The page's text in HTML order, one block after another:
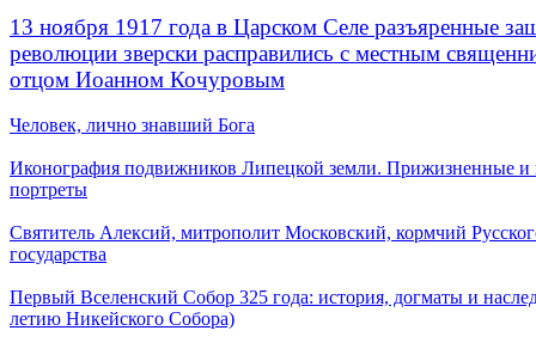
13 ноября 1917 года в Царском Селе разъяренные
революции зверски расправились с местным
отцом Иоанном Кочуровым
Человек, лично знавший Бога
Иконография подвижников Липецкой земли. Прижизненные и
портреты
Святитель Алексий, митрополит Московский, кормчий
государства
Первый Вселенский Собор 325 года: история, догматы и
летию Никейского Собора)